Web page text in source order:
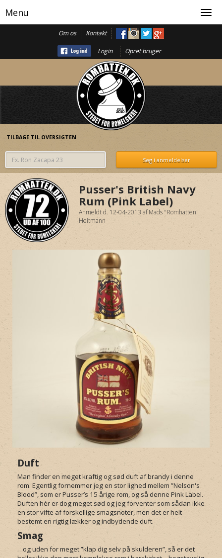
Om os Kontakt
Login Opret bruger
Menu
TILBAGE TIL OVERSIGTEN
Pusser's British Navy
Rum (Pink Label)
Anmeldt d. 12-04-2013 afMads "Romhatten"
Heitmann
Duft
Man finder en meget kraftig og sød duft af brandy i denne
rom. Egentlig fornemmer jeg en stor lighed mellem ”Nelson's
Blood”, som er Pusser’s 15 årige rom, og så denne Pink Label.
Duften hér er dog meget sød og jeg forventer som sådan ikke
en stor vifte af forskellige smagsnoter, men det er helt
bestemt en rigtig lækker og indbydende duft.
Smag
…og uden for meget ”klap dig selv på skulderen”, så er det